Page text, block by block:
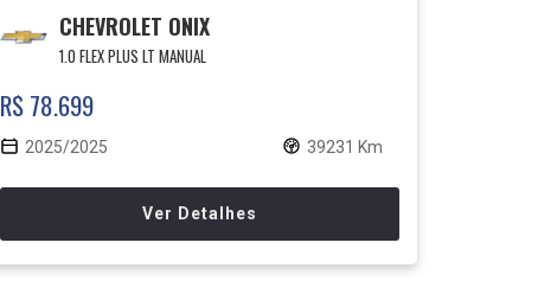
CHEVROLET ONIX
1.0 FLEX PLUS LT MANUAL
R$ 78.699
2025/2025 39231 Km
Ver Detalhes